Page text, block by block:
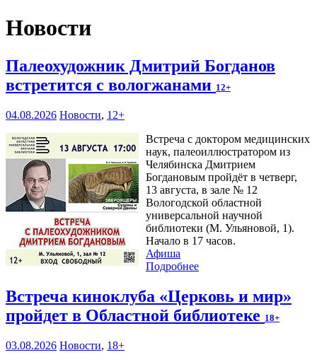
Новости
Палеохудожник Дмитрий Богданов
встретится с вологжанами 12+
04.08.2026 Новости, 12+
Встреча с доктором медицинских
наук, палеоиллюстратором из
Челябинска Дмитрием
Богдановым пройдёт в четверг,
13 августа, в зале № 12
Вологодской областной
универсальной научной
библиотеки (М. Ульяновой, 1).
Начало в 17 часов.
Афиша
Подробнее
Встреча киноклуба «Церковь и мир»
пройдет в Областной библиотеке 18+
03.08.2026 Новости, 18+